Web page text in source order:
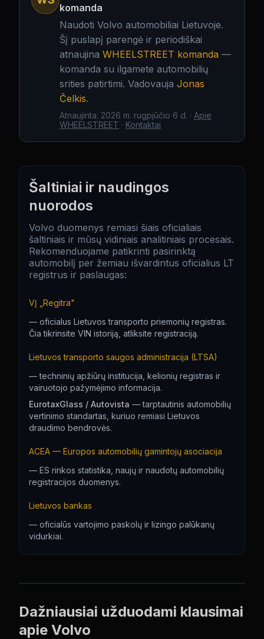
komanda
Naudoti Volvo automobiliai Lietuvoje.
Šį puslapį parengė ir periodiškai
atnaujina WHEELSTREET komanda —
komanda su ilgamete automobilių
srities patirtimi. Vadovauja Jonas
Čelkis.
Atnaujinta: 2026 m. rugpjūčio 6 d. · Apie
WHEELSTREET · Kontaktai
Šaltiniai ir naudingos
nuorodos
Volvo duomenys remiasi šiais oficialiais
šaltiniais ir mūsų vidiniais analitiniais procesais.
Rekomenduojame patikrinti pasirinktą
automobilį per žemiau išvardintus oficialius LT
registrus ir paslaugas:
VĮ „Regitra"
— oficialus Lietuvos transporto priemonių registras.
Čia tikrinsite VIN istoriją, atliksite registraciją.
Lietuvos transporto saugos administracija (LTSA)
—techninių apžiūrų institucija, kelionių registras ir
vairuotojo pažymėjimo informacija.
EurotaxGlass / Autovista —tarptautinis automobilių
vertinimo standartas, kuriuo remiasi Lietuvos
draudimo bendrovės.
ACEA — Europos automobilių gamintojų asociacija
— ES rinkos statistika, naujų ir naudotų automobilių
registracijos duomenys.
Lietuvos bankas
— oficialūs vartojimo paskolų ir lizingo palūkanų
vidurkiai.
Dažniausiai užduodami klausimai
apie Volvo